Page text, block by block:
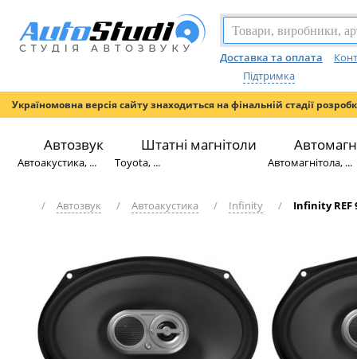
Доставка та оплата
Підтримка
Україномовна версія сайту знаходиться на фінальній стадії
Автозвук
Автоакустика, ...
Штатні магнітоли
Toyota, ... Автомагнітола, ...
/ Автозвук / Автоакустика / Infinity / Infinity REF